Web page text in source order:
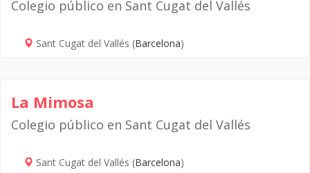
Colegio público en Sant Cugat del Vallés
Sant Cugat del Vallés (Barcelona)
La Mimosa
Colegio público en Sant Cugat del Vallés
Sant Cugat del Vallés (Barcelona)